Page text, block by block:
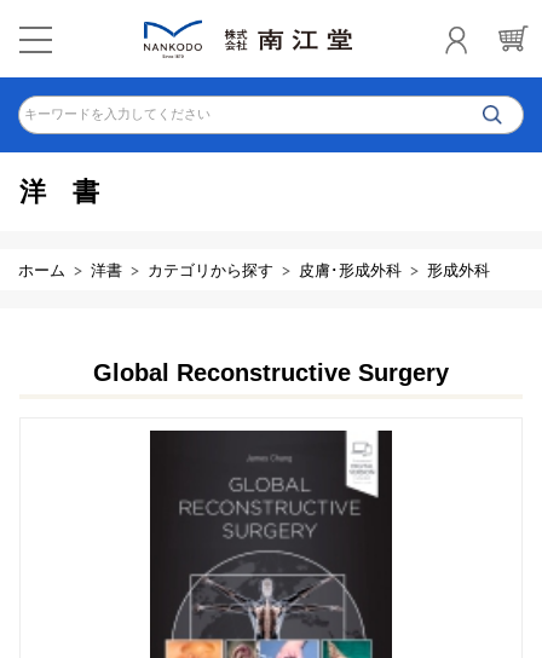
キーワードを入力してください
洋書
ホーム 洋書 カテゴリから探す 皮膚･形成外科 形成外科
Global Reconstructive Surgery